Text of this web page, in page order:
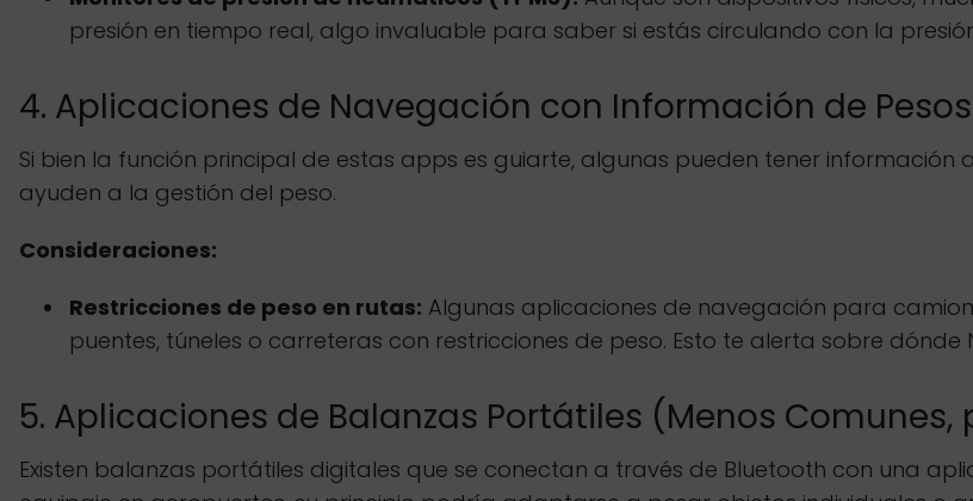
presión en tiempo real, algo invaluable para saber si estás circulando con la
4. Aplicaciones de Navegación con Información de Pesos
Si bien la función principal de estas apps es guiarte, algunas pueden tener
ayuden a la gestión del peso.
Consideraciones:
Restricciones de peso en rutas: Algunas aplicaciones de navegación para
puentes, túneles o carreteras con restricciones de peso. Esto te alerta sobre
5. Aplicaciones de Balanzas Portátiles (Menos Comunes,
Existen balanzas portátiles digitales que se conectan a través de Bluetooth con una